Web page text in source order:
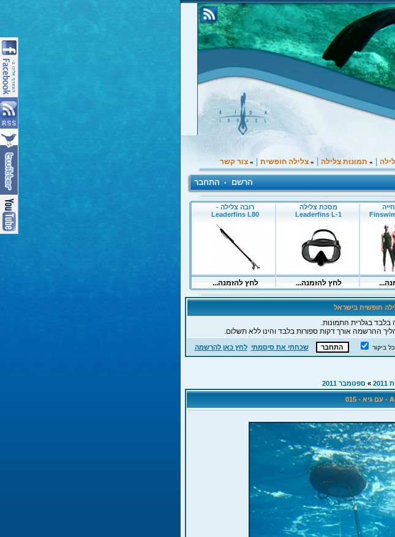
|
» תמונות צלילה |
» צלילה חופשית |
» צור קשר
הרשם • התחבר
חופשית בישראל
בלבד בגלרית התמונות.
ההרשמה אורך דקות ספורות בלבד והינו ללא תשלום.
ביקור שכחתי את סיסמתי לחץ כאן להרשמה
» ספטמבר 2011